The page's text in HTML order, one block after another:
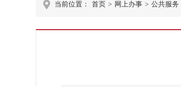
当前位置： 首页 > 网上办事 > 公共服务